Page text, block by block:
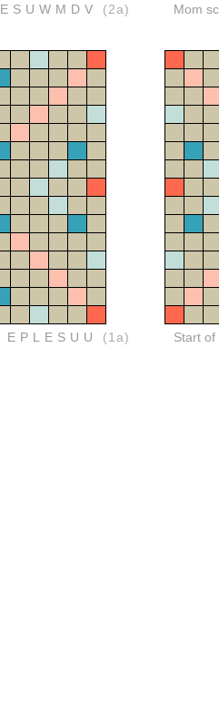
ESUWMDV (2a) Mom
EPLESUU (1a) Start